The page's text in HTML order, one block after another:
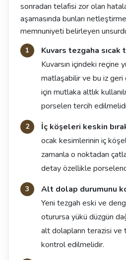
sonradan telafisi zor olan
aşamasında bunları
memnuniyeti belirleyen
Kuvars tezgaha sıcak
Kuvarsın içindeki reçine
matlaşabilir ve bu iz geri
için mutlaka altlık
porselen tercih
İç köşeleri keskin
ocak kesimlerinin iç
zamanla o noktadan
detay özellikle
Alt dolap durumunu
Yeni tezgah eski ve
oturursa yükü düzgün
alt dolapların terazisi ve
kontrol edilmelidir.